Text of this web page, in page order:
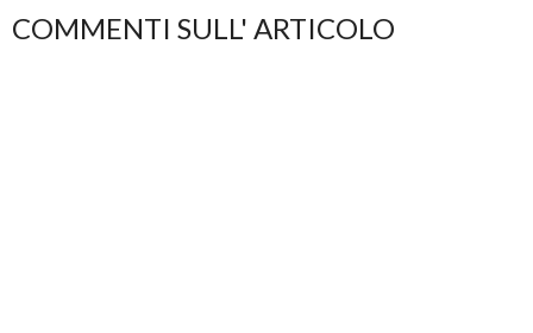
COMMENTI SULL' ARTICOLO